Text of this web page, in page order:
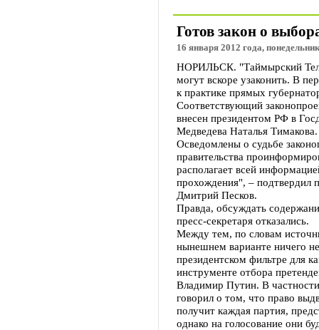
Готов закон о
16 января 2012 года,
НОРИЛЬСК. "Таймырский
могут вскоре узаконить. В
к практике прямых
Соответствующий
внесен президентом РФ в
Медведева Наталья Тимакова.
Осведомлены о судьбе
правительства
располагает всей
прохождения", – подтвердил
Дмитрий Песков.
Правда, обсуждать
пресс-секретаря отказались.
Между тем, по словам
нынешнем варианте ничего
президентском фильтре для
инструменте отбора
Владимир Путин. В
говорил о том, что право
получит каждая партия,
однако на голосование они